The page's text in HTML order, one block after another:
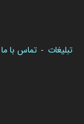
تبلیغات - تماس با ما